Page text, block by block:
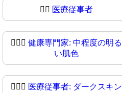
🧑‍⚕️ 医療従事者
🧑🏼‍⚕健康専門家: 中程度の明る
い肌色
🧑🏿‍⚕️ 医療従事者: ダークスキン